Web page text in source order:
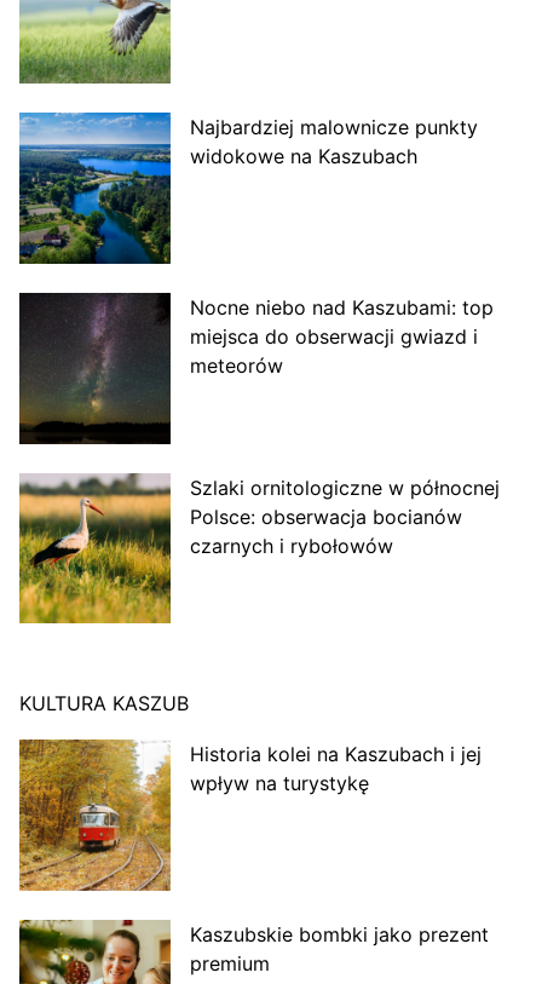
Najbardziej malownicze punkty
widokowe na Kaszubach
Nocne niebo nad Kaszubami: top
miejsca do obserwacji gwiazd i
meteorów
Szlaki ornitologiczne w północnej
Polsce: obserwacja bocianów
czarnych i rybołowów
KULTURA KASZUB
Historia kolei na Kaszubach i jej
wpływ na turystykę
Kaszubskie bombki jako prezent
premium